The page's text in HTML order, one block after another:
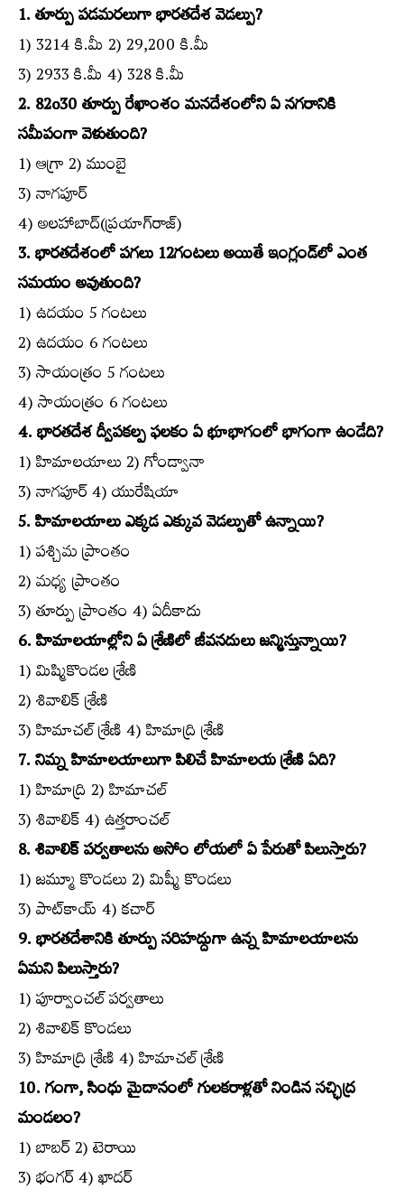
1. తూర్పు పడమరలుగా భారతదేశ వెడల్పు?
1) 3214 కి.మీ 2) 29,200 కి.మీ
3) 2933 కి.మీ 4) 328 కి.మీ
2. 82o30 తూర్పు రేఖాంశం మనదేశంలోని ఏ నగరానికి
సమీపంగా వెళుతుంది?
1) ఆగ్రా 2) ముంబై
3) నాగపూర్‌
4) అలహాబాద్‌(ప్రయాగ్‌రాజ్‌)
3. భారతదేశంలో పగలు 12గంటలు అయితే ఇంగ్లండ్‌లో ఎంత
సమయం అవుతుంది?
1) ఉదయం 5 గంటలు
2) ఉదయం 6 గంటలు
3) సాయంత్రం 5 గంటలు
4) సాయంత్రం 6 గంటలు
4. భారతదేశ ద్వీపకల్ప ఫలకం ఏ భూభాగంలో భాగంగా ఉండేది?
1) హిమాలయాలు 2) గోండ్వానా
3) నాగపూర్‌ 4) యురేషియా
5. హిమాలయాలు ఎక్కడ ఎక్కువ వెడల్పుతో ఉన్నాయి?
1) పశ్చిమ ప్రాంతం
2) మధ్య ప్రాంతం
3) తూర్పు ప్రాంతం 4) ఏదీకాదు
6. హిమాలయాల్లోని ఏ శ్రేణిలో జీవనదులు జన్మిస్తున్నాయి?
1) మిష్మికొండల శ్రేణి
2) శివాలిక్‌ శ్రేణి
3) హిమాచల్‌ శ్రేణి 4) హిమాద్రి శ్రేణి
7. నిమ్న హిమాలయాలుగా పిలిచే హిమాలయ శ్రేణి ఏది?
1) హిమాద్రి 2) హిమాచల్‌
3) శివాలిక్‌ 4) ఉత్తరాంచల్‌
8. శివాలిక్‌ పర్వతాలను అసోం లోయలో ఏ పేరుతో పిలుస్తారు?
1) జమ్మూ కొండలు 2) మిష్మీ కొండలు
3) పాట్‌కాయ్‌ 4) కచార్‌
9. భారతదేశానికి తూర్పు సరిహద్దుగా ఉన్న హిమాలయాలను
ఏమని పిలుస్తారు?
1) పూర్వాంచల్‌ పర్వతాలు
2) శివాలిక్‌ కొండలు
3) హిమాద్రి శ్రేణి 4) హిమాచల్‌ శ్రేణి
10. గంగా, సింధు మైదానంలో గులకరాళ్లతో నిండిన సచ్ఛిద్ర
మండలం?
1) బాబర్‌ 2) టెరాయి
3) భంగర్‌ 4) ఖాదర్‌